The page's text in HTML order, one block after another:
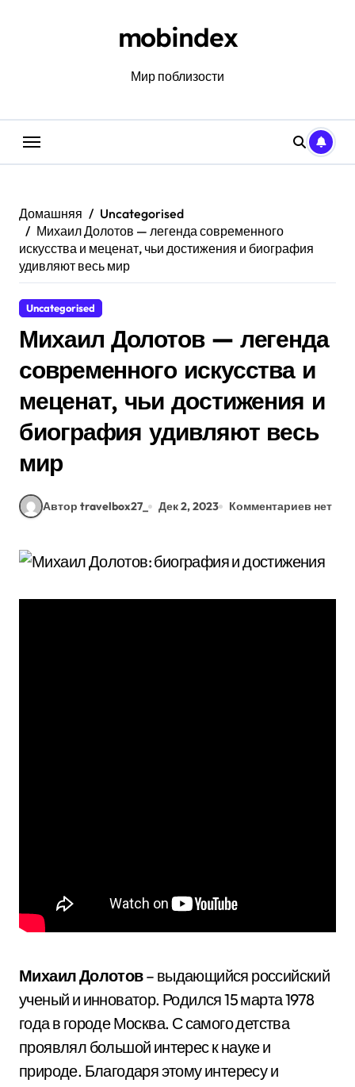
mobindex
Мир поблизости
Домашняя
Uncategorised
Михаил Долотов — легенда современного
искусства и меценат, чьи достижения и биография
удивляют весь мир
Uncategorised
Михаил Долотов — легенда
современного искусства и
меценат, чьи достижения и
биография удивляют весь
мир
Автор travelbox27_ Дек 2, 2023 Комментариев нет
Михаил Долотов– выдающийся российский
ученый и инноватор. Родился 15 марта 1978
года в городе Москва. С самого детства
проявлял большой интерес к науке и
природе. Благодаря этому интересу и